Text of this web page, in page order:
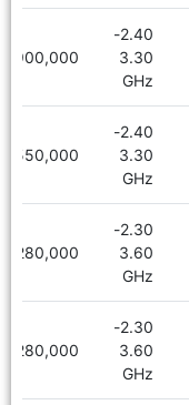
2.40-
3.30
GHz
6,900,000
2.40-
3.30
GHz
6,550,000
2.30-
3.60
GHz
8,280,000
2.30-
3.60
GHz
8,280,000